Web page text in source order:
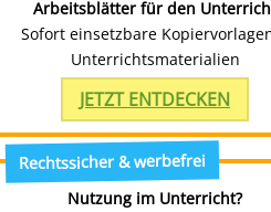
Arbeitsblätter für den
Sofort einsetzbare
Unterrichtsmaterialien
JETZT ENTDECKEN
Rechtssicher & werbefrei
Nutzung im Unterricht?